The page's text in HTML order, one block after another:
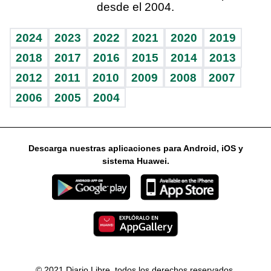
Vida y familia
Eñe
Celebrando la vida
Sin complejos
En pocas palabras
Escuchando al corazón
Economía Personal
Consulta Libre
BRV
TBT Deportivo
Más firmas
Guía del dinero
Horóscopos
desde el 2004.
2024 2023 2022 2021 2020
2019
2018
2017 2016 2015 2014
2013
2012
2011 2010 2009 2008
2007
2006
2005 2004
Descarga nuestras aplicaciones para Android, iOS y
sistema Huawei.